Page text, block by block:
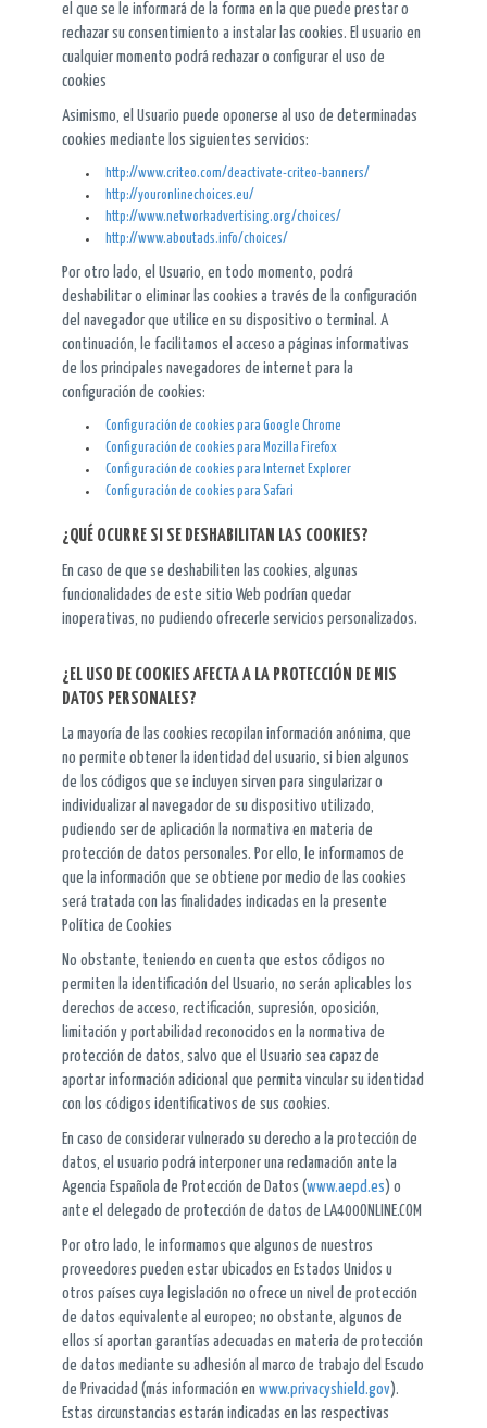
el que se le informará de la forma en la que puede prestar o
rechazar su consentimiento a instalar las cookies. El usuario en
cualquier momento podrá rechazar o configurar el uso de
cookies
Asimismo, el Usuario puede oponerse al uso de determinadas
cookies mediante los siguientes servicios:
http://www.criteo.com/deactivate-criteo-banners/
http://youronlinechoices.eu/
http://www.networkadvertising.org/choices/
http://www.aboutads.info/choices/
Por otro lado, el Usuario, en todo momento, podrá
deshabilitar o eliminar las cookies a través de la configuración
del navegador que utilice en su dispositivo o terminal. A
continuación, le facilitamos el acceso a páginas informativas
de los principales navegadores de internet para la
configuración de cookies:
Configuración de cookies para Google Chrome
Configuración de cookies para Mozilla Firefox
Configuración de cookies para Internet Explorer
Configuración de cookies para Safari
¿QUÉ OCURRE SI SE DESHABILITAN LAS COOKIES?
En caso de que se deshabiliten las cookies, algunas
funcionalidades de este sitio Web podrían quedar
inoperativas, no pudiendo ofrecerle servicios personalizados.
¿EL USO DE COOKIES AFECTA A LA PROTECCIÓN DE MIS
DATOS PERSONALES?
La mayoría de las cookies recopilan información anónima, que
no permite obtener la identidad del usuario, si bien algunos
de los códigos que se incluyen sirven para singularizar o
individualizar al navegador de su dispositivo utilizado,
pudiendo ser de aplicación la normativa en materia de
protección de datos personales. Por ello, le informamos de
que la información que se obtiene por medio de las cookies
será tratada con las finalidades indicadas en la presente
Política de Cookies
No obstante, teniendo en cuenta que estos códigos no
permiten la identificación del Usuario, no serán aplicables los
derechos de acceso, rectificación, supresión, oposición,
limitación y portabilidad reconocidos en la normativa de
protección de datos, salvo que el Usuario sea capaz de
aportar información adicional que permita vincular su identidad
con los códigos identificativos de sus cookies.
En caso de considerar vulnerado su derecho a la protección de
datos, el usuario podrá interponer una reclamación ante la
Agencia Española de Protección de Datos (www.aepd.es ) o
ante el delegado de protección de datos de LA400ONLINE.COM
Por otro lado, le informamos que algunos de nuestros
proveedores pueden estar ubicados en Estados Unidos u
otros países cuya legislación no ofrece un nivel de protección
de datos equivalente al europeo; no obstante, algunos de
ellos sí aportan garantías adecuadas en materia de protección
de datos mediante su adhesión al marco de trabajo del Escudo
de Privacidad (más información enwww.privacyshield.gov).
Estas circunstancias estarán indicadas en las respectivas